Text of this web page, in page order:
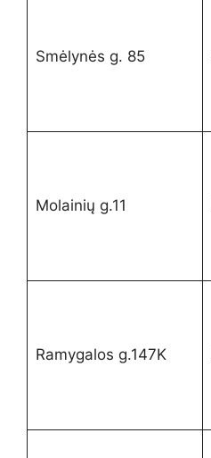
Smėlynės g. 85
Molainių g.11
Ramygalos g.147K